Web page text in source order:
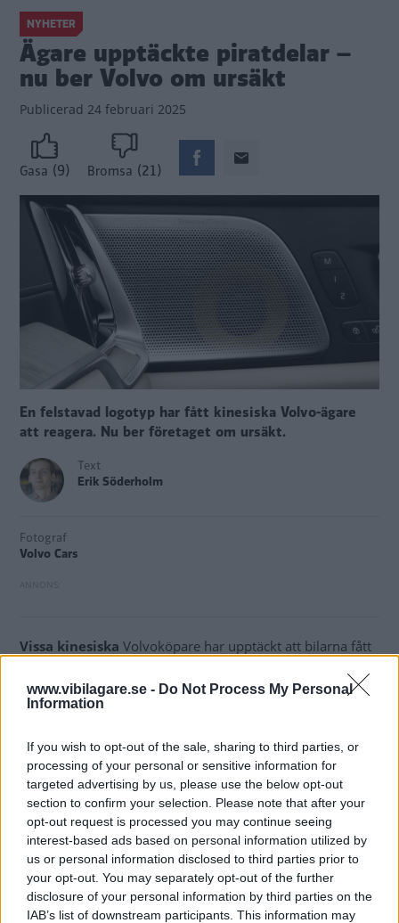
www.vibilagare.se - Do Not Process My Personal
Information
If you wish to opt-out of the sale, sharing to third parties, or
processing of your personal or sensitive information for
targeted advertising by us, please use the below opt-out
section to confirm your selection. Please note that after your
opt-out request is processed you may continue seeing
interest-based ads based on personal information utilized by
us or personal information disclosed to third parties prior to
your opt-out. You may separately opt-out of the further
disclosure of your personal information by third parties on the
IAB’s list of downstream participants. This information may
NYHETER
Ägare upptäckte piratdelar –
nu ber Volvo om ursäkt
Publicerad 24 februari 2025
Gasa (9) Bromsa (21)
En felstavad logotyp har fått kinesiska Volvo-ägare
att reagera. Nu ber företaget om ursäkt.
Text
Erik Söderholm
Fotograf
Volvo Cars
Vissa kinesiska Volvoköpare har upptäckt att bilarna fått
originaldelar.
högtalarsystemet som ska komma från engelska Bowers &
Wilkins. Men i själva verket hade bilarna fått ett
ljudsystem med logotypen ”Bowers & VVilkins” – alltså
med dubbla enkel-V i stället för ett W.
En annan detaljsom upptäckts är att växelväljaren i glas
saknade belysning vilket skulle tyda på att den är
piratkopierad. Det är oklart om delarna monterats i fabrik
eller av en återförsäljare.